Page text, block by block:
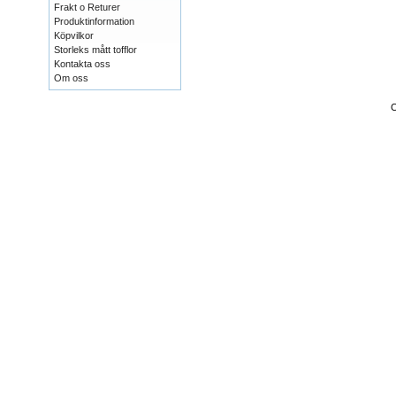
Frakt o Returer
Produktinformation
Köpvilkor
Storleks mått tofflor
Kontakta oss
Om oss